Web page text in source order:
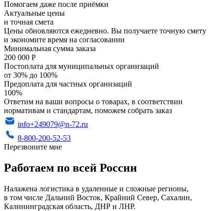
Помогаем даже после приёмки
Актуальные цены
и точная смета
Цены обновляются ежедневно. Вы получаете точную смету
и экономите время на согласовании
Минимальная сумма заказа
200 000 Р
Постоплата для муниципальных организаций
от 30% до 100%
Предоплата для частных организаций
100%
Ответим на ваши вопросы о товарах, в соответствии
нормативам и стандартам, поможем собрать заказ
info+249079@n-72.ru
8-800-200-52-53
Перезвоните мне
Работаем по всей России
Налажена логистика в удаленные и сложные регионы,
в том числе Дальний Восток, Крайний Север, Сахалин,
Калининградская область, ДНР и ЛНР.